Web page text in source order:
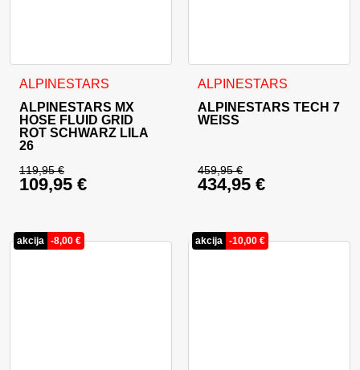
ALPINESTARS
ALPINESTARS MX
HOSE FLUID GRID
ROT SCHWARZ LILA
26
119,95€
Ursprünglicher Preis war: 119,95 €
109,95 €
Dieses Produkt weist mehrere Varianten auf. Die Optionen
ALPINESTARS
ALPINESTARS TECH 7
WEISS
459,95€
Ursprünglicher
434,95 €
Dieses Produkt weist
akcija -8,00 € akcija -10,00 €